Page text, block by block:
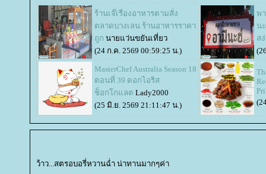
ร้านเจ๊เรืองอาหารตามสั่ง
ตลาดบางเลน ร้านอาหารราคา
ถูก นายแว่นขยันเที่ยว
(24 ก.ค. 2569 00:59:25 น.)
พ
น
ส
MasterChef Australia Season 18
ตอนที่ 39 ดอกไอริส
ช็อกโกแลต Lady2000
(25 มิ.ย. 2569 21:11:47 น.)
ว้าว...สตรอบอรี่หวานฉ่ำ น่าทานมากๆค่า